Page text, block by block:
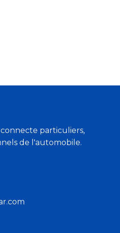
particuliers,
de l'automobile.